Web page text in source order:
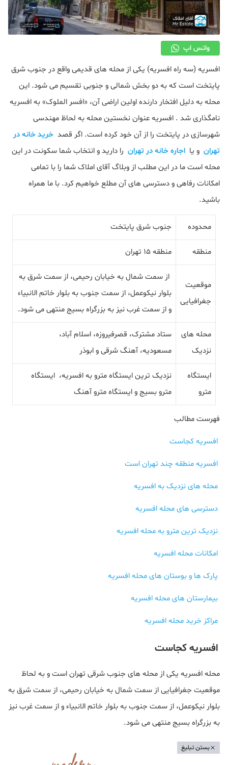
همایش و نمایشگاه
واتس اپ
افسریه (سه راه افسریه) یکی از محله های قدیمی واقع در جنوب شرق
پایتخت است که به دو بخش شمالی و جنوبی تقسیم می شود. این
محله به دلیل افتخار دارنده اولین اراضی آن، «افسر الملوک» به افسریه
نامگذاری شد . افسریه عنوان نخستین محله به لحاظ مهندسی
شهرسازی در پایتخت را از آن خود کرده است. اگر قصد خرید خانه در
تهران و یا اجاره خانه در تهران را دارید و انتخاب شما سکونت در این
محله است ما در این مطلب از وبلاگ آقای املاک شما را با تمامی
امکانات رفاهی و دسترسی های آن مطلع خواهیم کرد. با ما همراه
باشید.
محدوده جنوب شرق پایتخت
منطقه منطقه 15 تهران
موقعیت
جغرافیایی
از سمت شمال به خیابان رحیمی، از سمت شرق به
بلوار نیکوعمل، از سمت جنوب به بلوار خاتم الانبیاء
و از سمت غرب نیز به بزرگراه بسیج منتهی می شود.
محله های
نزدیک
ستاد مشترک، قصرفیروزه، اسلام آباد،
مسعودیه، آهنگ شرقی و ابوذر
ایستگاه
مترو
نزدیک ترین ایستگاه مترو به افسریه، ایستگاه
مترو بسیج و ايستگاه مترو آهنگ
فهرست مطالب
افسریه کجاست
افسریه منطقه چند تهران است
محله های نزدیک به افسریه
دسترسی های محله افسریه
نزدیک ترین مترو به محله افسریه
امکانات محله افسریه
پارک ها و بوستان های محله افسریه
بیمارستان های محله افسریه
مراکز خرید محله افسریه
افسریه کجاست
محله افسریه یکی از محله های جنوب شرقی تهران است و به لحاظ
موقعیت جغرافیایی از سمت شمال به خیابان رحیمی، از سمت شرق به
بلوار نیکوعمل، از سمت جنوب به بلوار خاتم الانبیاء و از سمت غرب نیز
به بزرگراه بسیج منتهی می شود.
بستن تبلیغ